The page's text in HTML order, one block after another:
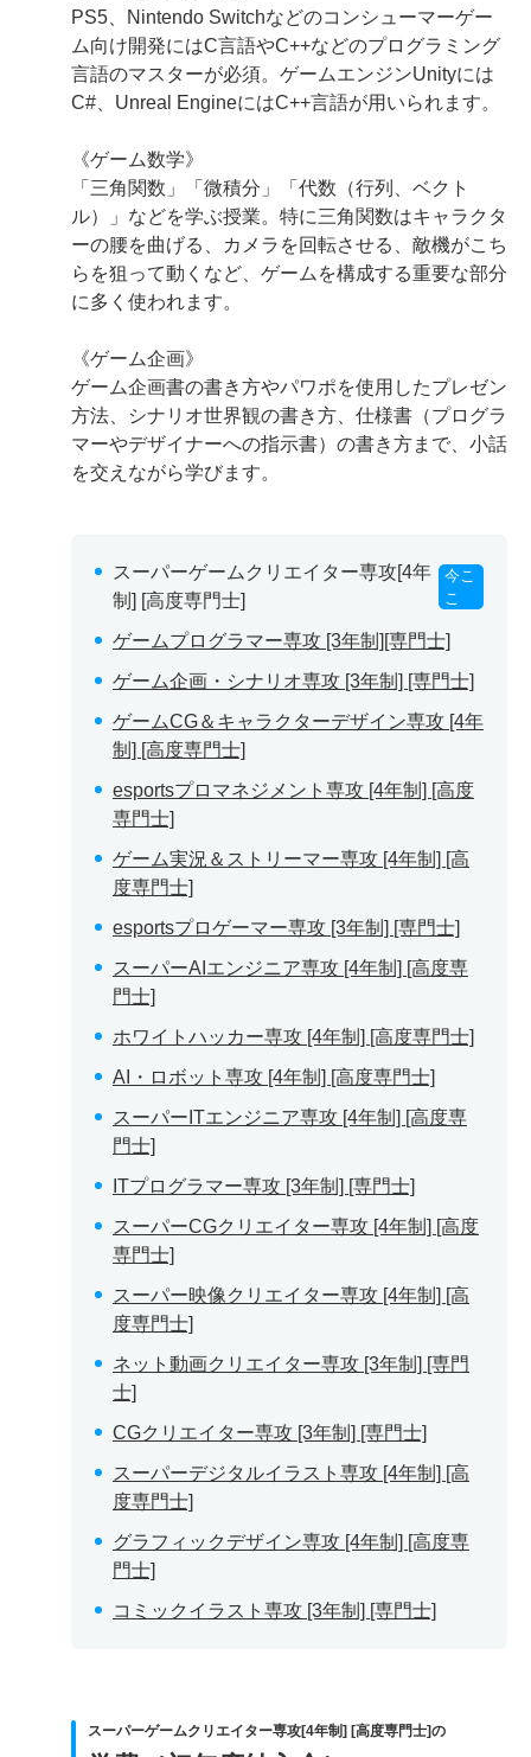
PS5、Nintendo Switchなどのコンシューマーゲー
ム向け開発にはC言語やC++などのプログラミング
言語のマスターが必須。ゲームエンジンUnityには
C#、Unreal EngineにはC++言語が用いられます。
《ゲーム数学》
「三角関数」「微積分」「代数（行列、ベクト
ル）」などを学ぶ授業。特に三角関数はキャラクタ
ーの腰を曲げる、カメラを回転させる、敵機がこち
らを狙って動くなど、ゲームを構成する重要な部分
に多く使われます。
《ゲーム企画》
ゲーム企画書の書き方やパワポを使用したプレゼン
方法、シナリオ世界観の書き方、仕様書（プログラ
マーやデザイナーへの指示書）の書き方まで、小話
を交えながら学びます。
スーパーゲームクリエイター専攻[4年
制] [高度専門士]
今こ
こ
ゲームプログラマー専攻 [3年制][専門士]
ゲーム企画・シナリオ専攻 [3年制] [専門士]
ゲームCG＆キャラクターデザイン専攻 [4年
制] [高度専門士]
esportsプロマネジメント専攻 [4年制] [高度
専門士]
ゲーム実況＆ストリーマー専攻 [4年制] [高
度専門士]
esportsプロゲーマー専攻 [3年制] [専門士]
スーパーAIエンジニア専攻 [4年制] [高度専
門士]
ホワイトハッカー専攻 [4年制] [高度専門士]
AI・ロボット専攻 [4年制] [高度専門士]
スーパーITエンジニア専攻 [4年制] [高度専
門士]
ITプログラマー専攻 [3年制] [専門士]
スーパーCGクリエイター専攻 [4年制] [高度
専門士]
スーパー映像クリエイター専攻 [4年制] [高
度専門士]
ネット動画クリエイター専攻 [3年制] [専門
士]
CGクリエイター専攻 [3年制] [専門士]
スーパーデジタルイラスト専攻 [4年制] [高
度専門士]
グラフィックデザイン専攻 [4年制] [高度専
門士]
コミックイラスト専攻 [3年制] [専門士]
スーパーゲームクリエイター専攻[4年制] [高度専門士]の